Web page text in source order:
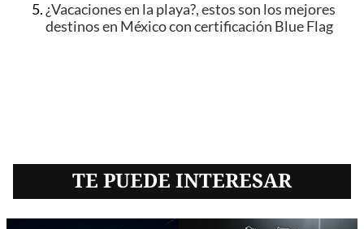
¿Vacaciones en la playa?, estos son los mejores
destinos en México con certificación Blue Flag
TE PUEDE INTERESAR